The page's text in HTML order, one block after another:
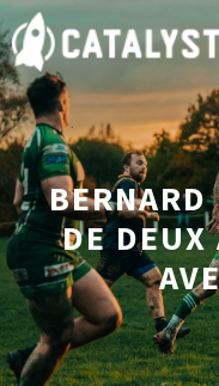
Aller
au
contenu
BERNARD
DE DEUX